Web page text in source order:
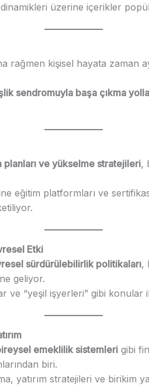
dinamikleri üzerine içerikler
rağmen kişisel hayata zaman
sendromuyla başa çıkma
ve yükselme stratejileri,
eğitim platformları ve
Etki
sürdürülebilirlik politikaları,
geliyor.
ve “yeşil işyerleri” gibi konular
emeklilik sistemleri gibi
biri.
yatırım stratejileri ve birikim